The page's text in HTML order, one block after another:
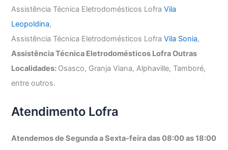
Assistência Técnica Eletrodomésticos LofraVila
Leopoldina,
Assistência Técnica Eletrodomésticos LofraVila Sonia,
Assistência Técnica Eletrodomésticos Lofra Outras
Localidades: Osasco, Granja Viana, Alphaville, Tamboré,
entre outros.
Atendimento Lofra
Atendemos de Segunda a Sexta-feira das 08:00 as 18:00